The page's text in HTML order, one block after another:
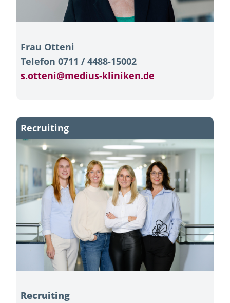
Frau Otteni
Telefon 0711 / 4488-15002
s.otteni@medius-kliniken.de
Recruiting
Recruiting